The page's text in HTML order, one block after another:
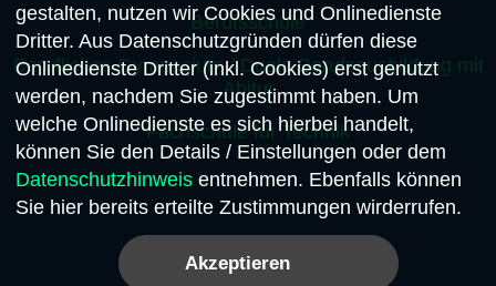
Berufsschule
Berufliches Gymnasium / Duale Berufsausbildung mit
Abitur
Fachschule für Technik
gestalten, nutzen wir Cookies und Onlinedienste
Dritter. Aus Datenschutzgründen dürfen diese
Onlinedienste Dritter (inkl. Cookies) erst genutzt
werden, nachdem Sie zugestimmt haben. Um
welche Onlinedienste es sich hierbei handelt,
können Sie den Details / Einstellungen oder dem
Datenschutzhinweis entnehmen. Ebenfalls können
Sie hier bereits erteilte Zustimmungen wirderrufen.